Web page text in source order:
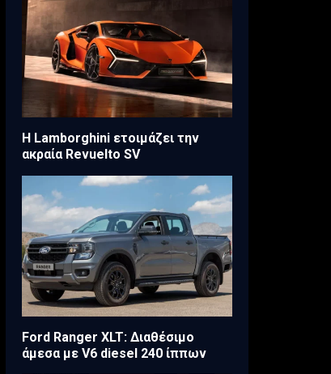
Η Lamborghini ετοιμάζει την
ακραία Revuelto SV
Ford Ranger XLT: Διαθέσιμο
άμεσα με V6 diesel 240 ίππων